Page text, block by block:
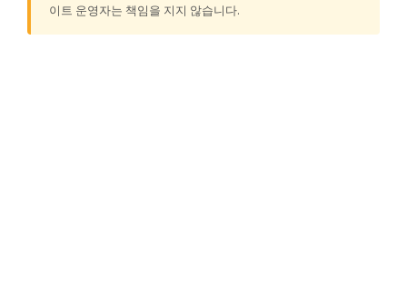
이트 운영자는 책임을 지지 않습니다.